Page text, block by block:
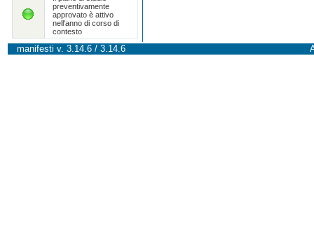
preventivamente
approvato è attivo
nell'anno di corso di
contesto
manifesti v. 3.14.6 / 3.14.6